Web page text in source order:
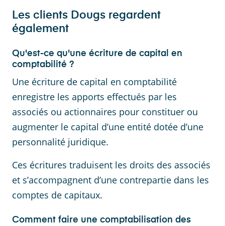
Les clients Dougs regardent
également
Qu'est-ce qu'une écriture de capital en
comptabilité ?
Une écriture de capital en comptabilité
enregistre les apports effectués par les
associés ou actionnaires pour constituer ou
augmenter le capital d’une entité dotée d’une
personnalité juridique.
Ces écritures traduisent les droits des associés
et s’accompagnent d’une contrepartie dans les
comptes de capitaux.
Comment faire une comptabilisation des